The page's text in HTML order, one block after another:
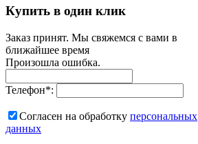
Купить в один клик
Заказ принят. Мы свяжемся с вами в
ближайшее время
Произошла ошибка.
Телефон*:
Согласен на обработку персональныx
данных